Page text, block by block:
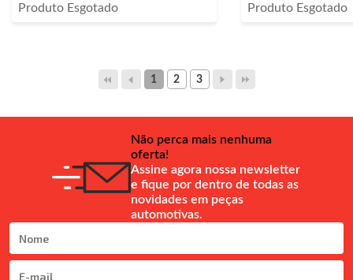
Produto Esgotado Produto Esgotado
1 2 3
Não perca mais nenhuma
oferta!
Assine agora nossa newsletter
e fique por dentro de todas as
novidades em peças
automotivas.